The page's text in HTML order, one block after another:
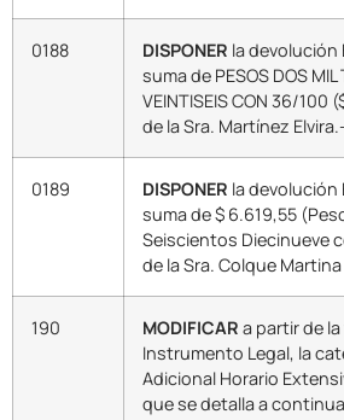
0188 DISPONER la devolución
suma de PESOS DOS MIL
VEINTISEIS CON 36/100
de la Sra. Martínez
0189 DISPONER la devolución
suma de $ 6.619,55
Seiscientos Diecinueve
de la Sra. Colque
190 MODIFICAR a partir de
Instrumento Legal, la
Adicional Horario
que se detalla a